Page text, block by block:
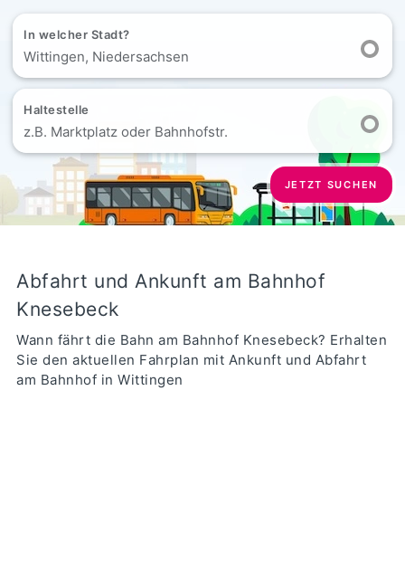
In welcher Stadt?
Wittingen, Niedersachsen
Haltestelle
z.B. Marktplatz oder Bahnhofstr.
JETZT SUCHEN
Abfahrt und Ankunft am Bahnhof
Knesebeck
Wann fährt die Bahn am Bahnhof Knesebeck? Erhalten
Sie den aktuellen Fahrplan mit Ankunft und Abfahrt
am Bahnhof in Wittingen